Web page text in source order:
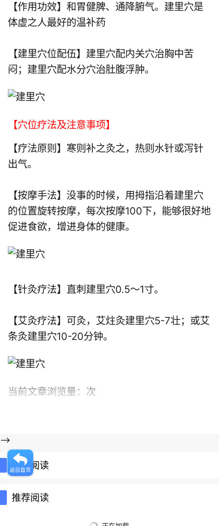
【作用功效】和胃健脾、通降腑气。建里穴是
体虚之人最好的温补药
【建里穴位配伍】建里穴配内关穴治胸中苦
闷；建里穴配水分穴治肚腹浮肿。
【穴位疗法及注意事项】
【疗法原则】寒则补之灸之，热则水针或泻针
出气。
【按摩手法】没事的时候，用拇指沿着建里穴
的位置旋转按摩，每次按摩100下，能够很好地
促进食欲，增进身体的健康。
【针灸疗法】直刺建里穴0.5～1寸。
【艾灸疗法】可灸，艾炷灸建里穴5-7壮；或艾
条灸建里穴10-20分钟。
当前文章浏览量： 次
-->
相关阅读
推荐阅读